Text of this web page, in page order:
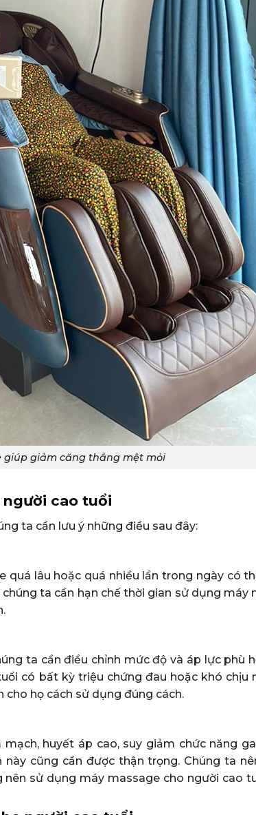
giúp giảm căng thẳng mệt mỏi
người cao tuổi
ta cần lưu ý những điều sau đây:
lâu hoặc quá nhiều lần trong ngày có
ta cần hạn chế thời gian sử dụng máy
ta cần điều chỉnh mức độ và áp lực phù
có bất kỳ triệu chứng đau hoặc khó chịu
họ cách sử dụng đúng cách.
huyết áp cao, suy giảm chức năng
cũng cần được thận trọng. Chúng ta
sử dụng máy massage cho người cao